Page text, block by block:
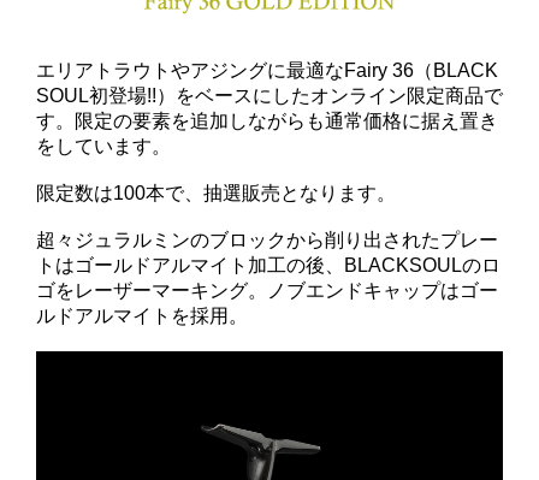
エリアトラウトやアジングに最適なFairy 36（BLACK
SOUL初登場!!）をベースにしたオンライン限定商品で
す。限定の要素を追加しながらも通常価格に据え置き
をしています。
限定数は100本で、抽選販売となります。
超々ジュラルミンのブロックから削り出されたプレー
トはゴールドアルマイト加工の後、BLACKSOULのロ
ゴをレーザーマーキング。ノブエンドキャップはゴー
ルドアルマイトを採用。